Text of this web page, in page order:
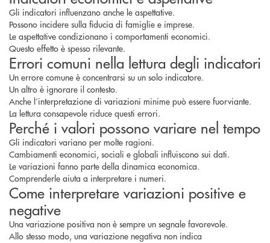
Gli indicatori influenzano anche le aspettative.
Possono incidere sulla fiducia di famiglie e imprese.
Le aspettative condizionano i comportamenti economici.
Questo effetto è spesso rilevante.
Errori comuni nella lettura degli indicatori
Un errore comune è concentrarsi su un solo indicatore.
Un altro è ignorare il contesto.
Anche l’interpretazione di variazioni minime può essere fuorviante.
La lettura consapevole riduce questi errori.
Perché i valori possono variare nel tempo
Gli indicatori variano per molte ragioni.
Cambiamenti economici, sociali e globali influiscono sui dati.
Le variazioni fanno parte della dinamica economica.
Comprenderle aiuta a interpretare i numeri.
Come interpretare variazioni positive e
negative
Una variazione positiva non è sempre un segnale favorevole.
Allo stesso modo, una variazione negativa non indica